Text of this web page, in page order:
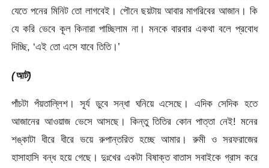
যেতে পনের মিনিট তো লাগবেই। পৌনে ছয়টায় আবার মাগরিবের আজান। কি
যে করি ভেবে কূল কিনারা পাচ্ছিলাম না। মনকে বারবার একথা বলে প্রবোধ
দিচ্ছি, ‘এই তো এসে যাবে তিতি।’
(আট)
পাঁচটা পঁয়তাল্লিশ। সূর্য ডুবে সন্ধা ঘনিয়ে এসেছে। এদিক সেদিক হতে
আজানের আওয়াজ ভেসে আসছে। কিন্তু তিতির কোন পাত্তা নেই! মনের
শঙ্কাটা ধীরে ধীরে ভয়ে রুপান্তরিত হচ্ছে আমার। রুমী ও সরফরাজের
হাসাহাসি বন্ধ হয়ে গেছে। দুঃখের একটা বিষাক্ত বাতাস সবাইকে গ্রাস করে